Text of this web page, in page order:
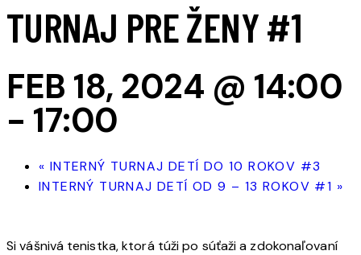
TURNAJ PRE ŽENY #1
FEB 18, 2024 @ 14:00
- 17:00
« INTERNÝ TURNAJ DETÍ DO 10 ROKOV #3
INTERNÝ TURNAJ DETÍ OD 9 – 13 ROKOV #1 »
Si vášnivá tenistka, ktorá túži po súťaži a zdokonaľovaní